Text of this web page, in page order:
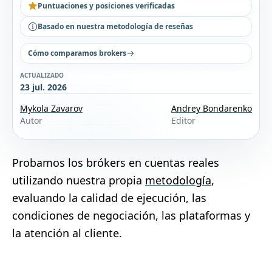
Puntuaciones y posiciones verificadas
Basado en nuestra metodología de reseñas
Cómo comparamos brokers
ACTUALIZADO
23 jul. 2026
Mykola Zavarov
Autor
Andrey Bondarenko
Editor
Probamos los brókers en cuentas reales
utilizando nuestra propia metodología,
evaluando la calidad de ejecución, las
condiciones de negociación, las plataformas y
la atención al cliente.